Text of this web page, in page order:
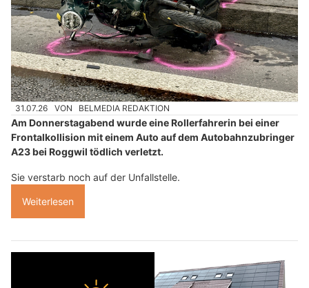
31.07.26 VON BELMEDIA REDAKTION
Am Donnerstagabend wurde eine Rollerfahrerin bei einer
Frontalkollision mit einem Auto auf dem Autobahnzubringer
A23 bei Roggwil tödlich verletzt.
Sie verstarb noch auf der Unfallstelle.
Weiterlesen